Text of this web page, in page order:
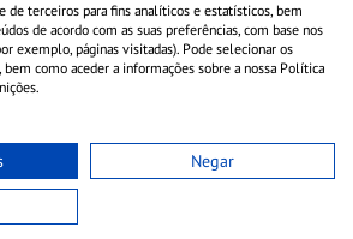
Cookies Política de Privacidade
Barata S.L. Todos los derechos reservados.
de terceiros para fins analíticos e estatísticos, bem
de acordo com as suas preferências, com base nos
exemplo, páginas visitadas). Pode selecionar os
como aceder a informações sobre a nossa Política
Negar